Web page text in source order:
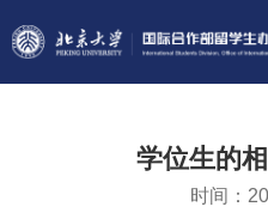
学位生的
时间：